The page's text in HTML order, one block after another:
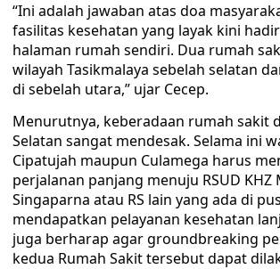
“Ini adalah jawaban atas doa
fasilitas kesehatan yang layak kini
halaman rumah sendiri. Dua rumah
wilayah Tasikmalaya sebelah selatan
di sebelah utara,” ujar Cecep.
Menurutnya, keberadaan rumah sakit
Selatan sangat mendesak. Selama ini
Cipatujah maupun Culamega harus
perjalanan panjang menuju RSUD KHZ
Singaparna atau RS lain yang ada di
mendapatkan pelayanan kesehatan
juga berharap agar groundbreaking
kedua Rumah Sakit tersebut dapat